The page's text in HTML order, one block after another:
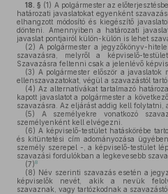
18. § (1) A polgármester az
határozati javaslatokat egyenként
elhangzott módosító és kiegészítő
dönteni. Amennyiben a határozati
javaslat pontjairól külön-külön is lehet
(2) A polgármester a jegyzőkönyv-
szavazásra, melyről a képviselő-
Szavazásra feltenni csak a jelenlévő
(3) A polgármester először a javaslatok
ellenszavazatokat, végül a szavazástól
(4) Az alternatívákat tartalmazó
kapott javaslatot a polgármester a
szavazásra. Az eljárást addig kell folytatni,
(5) A személyekre vonatkozó
személyenként kell elvégezni.
(6) A képviselő-testület hatáskörébe
és kitüntetési cím adományozása
személy szerepel -, a képviselő-testület
szavazási fordulókban a legkevesebb
(7)8
(8) Név szerinti szavazás esetén a
képviselők nevét, akik a nevük
szavaznak, vagy tartózkodnak a szavazástól.